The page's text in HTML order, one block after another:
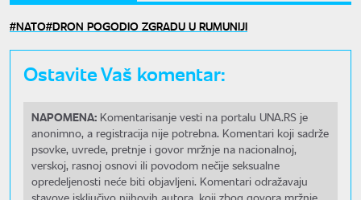
NATO DRON POGODIO ZGRADU U RUMUNIJI
Ostavite Vaš komentar:
NAPOMENA: Komentarisanje vesti na portalu UNA.RS je
anonimno, a registracija nije potrebna. Komentari koji sadrže
psovke, uvrede, pretnje i govor mržnje na nacionalnoj,
verskoj, rasnoj osnovi ili povodom nečije seksualne
opredeljenosti neće biti objavljeni. Komentari odražavaju
stavove isključivo njihovih autora, koji zbog govora mržnje